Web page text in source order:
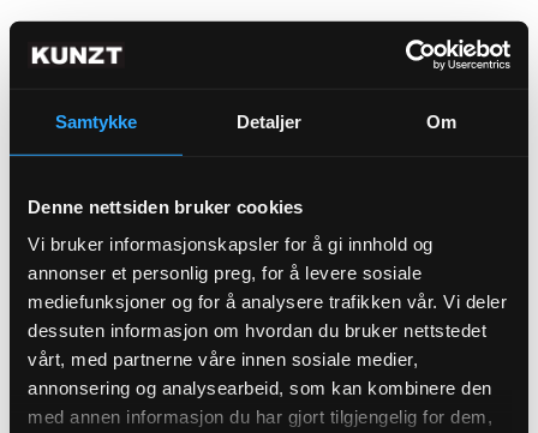
Samtykke Detaljer Om
Denne nettsiden bruker cookies
Vi bruker informasjonskapsler for å gi innhold og
annonser et personlig preg, for å levere sosiale
mediefunksjoner og for å analysere trafikken vår. Vi deler
dessuten informasjon om hvordan du bruker nettstedet
vårt, med partnerne våre innen sosiale medier,
annonsering og analysearbeid, som kan kombinere den
med annen informasjon du har gjort tilgjengelig for dem,